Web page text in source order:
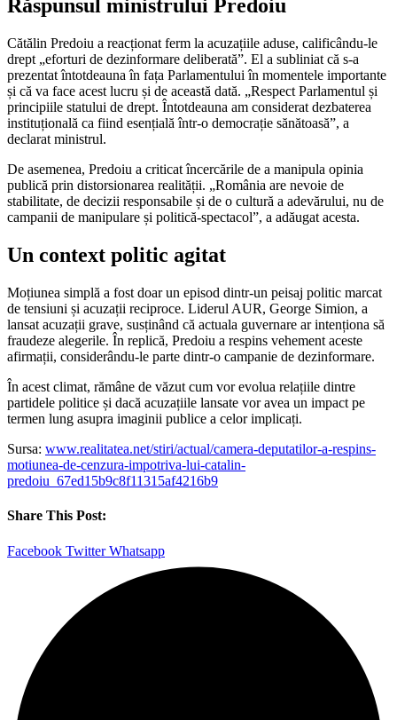
Răspunsul ministrului Predoiu
Cătălin Predoiu a reacționat ferm la acuzațiile aduse, calificându-le
drept „eforturi de dezinformare deliberată”. El a subliniat că s-a
prezentat întotdeauna în fața Parlamentului în momentele importante
și că va face acest lucru și de această dată. „Respect Parlamentul și
principiile statului de drept. Întotdeauna am considerat dezbaterea
instituțională ca fiind esențială într-o democrație sănătoasă”, a
declarat ministrul.
De asemenea, Predoiu a criticat încercările de a manipula opinia
publică prin distorsionarea realității. „România are nevoie de
stabilitate, de decizii responsabile și de o cultură a adevărului, nu de
campanii de manipulare și politică-spectacol”, a adăugat acesta.
Un context politic agitat
Moțiunea simplă a fost doar un episod dintr-un peisaj politic marcat
de tensiuni și acuzații reciproce. Liderul AUR, George Simion, a
lansat acuzații grave, susținând că actuala guvernare ar intenționa să
fraudeze alegerile. În replică, Predoiu a respins vehement aceste
afirmații, considerându-le parte dintr-o campanie de dezinformare.
În acest climat, rămâne de văzut cum vor evolua relațiile dintre
partidele politice și dacă acuzațiile lansate vor avea un impact pe
termen lung asupra imaginii publice a celor implicați.
Sursa: www.realitatea.net/stiri/actual/camera-deputatilor-a-respins-
motiunea-de-cenzura-impotriva-lui-catalin-
predoiu_67ed15b9c8f11315af4216b9
Share This Post:
Facebook Twitter Whatsapp